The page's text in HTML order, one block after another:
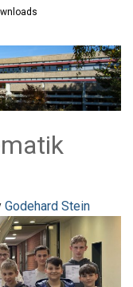
Godehard Stein